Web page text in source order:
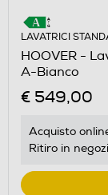
LAVATRICI
HOOVER -
A-Bianco
€ 549,00
Acquisto
Ritiro in